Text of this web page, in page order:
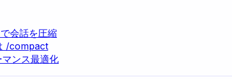
会話を圧縮
/compact
ンス最適化